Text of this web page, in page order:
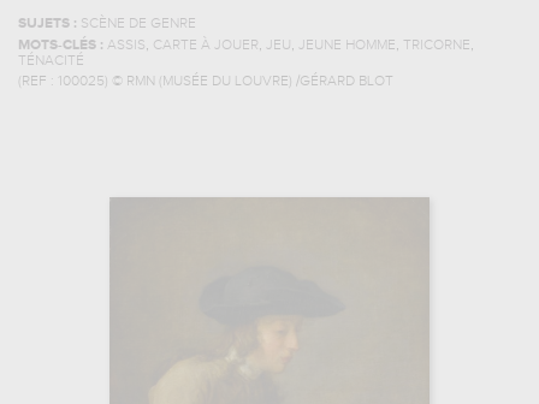
SUJETS : SCÈNE DE GENRE
MOTS-CLÉS : ASSIS, CARTE À JOUER, JEU, JEUNE HOMME, TRICORNE,
TÉNACITÉ
(REF :
100025) © RMN (MUSÉE DU LOUVRE) /GÉRARD BLOT